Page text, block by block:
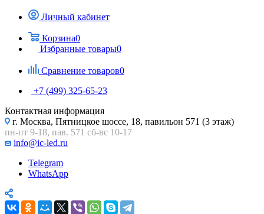
Личный кабинет
Корзина0
Избранные товары0
Сравнение товаров0
+7 (499) 325-65-23
Контактная информация
г. Москва, Пятницкое шоссе, 18, павильон 571 (3 этаж)
пн-пт 9-18, пав. 571 сб-вс 10-17
info@ic-led.ru
Telegram
WhatsApp